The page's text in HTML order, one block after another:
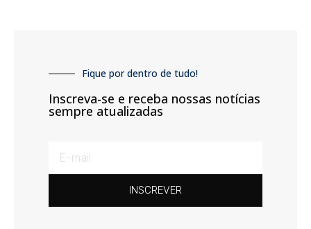
Fique por dentro de tudo!
Inscreva-se e receba nossas notícias
sempre atualizadas
INSCREVER